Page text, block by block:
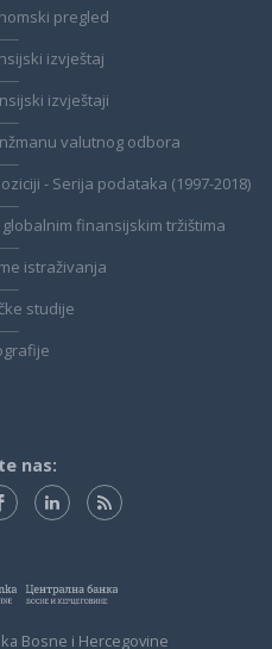
pregled
izvještaj
izvještaji
valutnog odbora
- Serija podataka (1997-2018)
finansijskim tržištima
istraživanja
studije
nas:
Bosne i Hercegovine